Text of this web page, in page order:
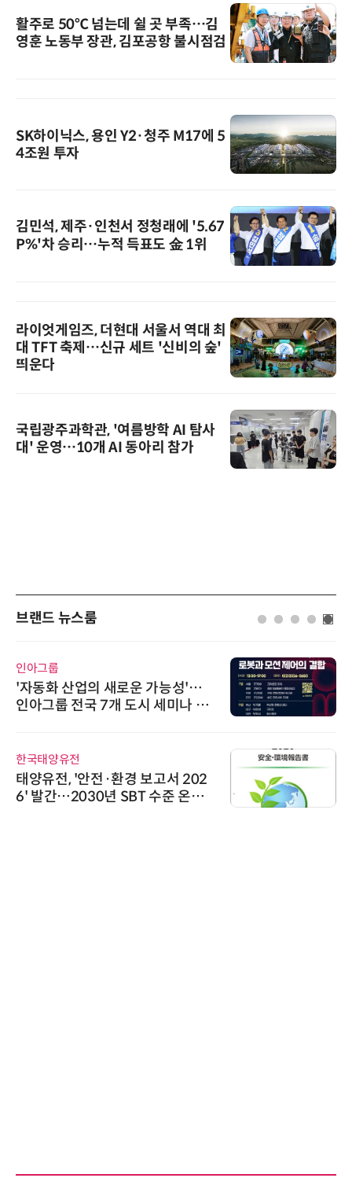
활주로 50℃ 넘는데 쉴 곳 부족…김
영훈 노동부 장관, 김포공항 불시점검
SK하이닉스, 용인 Y2·청주 M17에 5
4조원 투자
김민석, 제주·인천서 정청래에 '5.67
P%'차 승리…누적 득표도 金 1위
라이엇게임즈, 더현대 서울서 역대 최
대 TFT 축제…신규 세트 '신비의 숲'
띄운다
국립광주과학관, '여름방학 AI 탐사
대' 운영…10개 AI 동아리 참가
브랜드 뉴스룸
인아그룹
'자동화 산업의 새로운 가능성'…
인아그룹 전국 7개 도시 세미나 페
한국태양유전
태양유전, '안전·환경 보고서 202
6' 발간…2030년 SBT 수준 온실